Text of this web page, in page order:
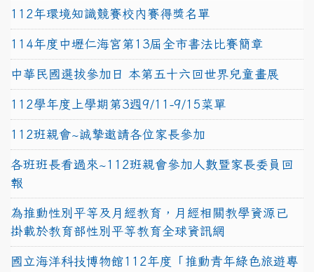
112年環境知識競賽校內賽得獎名單
114年度中壢仁海宮第13屆全市書法比賽簡章
中華民國選拔參加日 本第五十六回世界兒童畫展
112學年度上學期第3週9/11-9/15菜單
112班親會~誠摯邀請各位家長參加
各班班長看過來~112班親會參加人數暨家長委員回
報
為推動性別平等及月經教育，月經相關教學資源已
掛載於教育部性別平等教育全球資訊網
國立海洋科技博物館112年度「推動青年綠色旅遊專